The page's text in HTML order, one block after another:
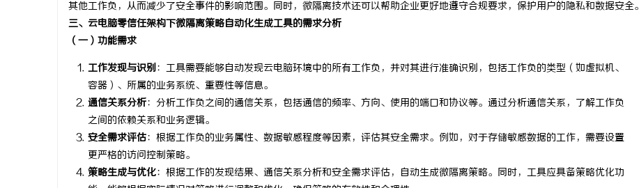
其他工作负，从而减少了安全事件的影响范围。同时，微隔离技术还可以帮助企业更好地遵守合规要求，保护用户的隐私和数据安全。
三、云电脑零信任架构下微隔离策略自动化生成工具的需求分析
（一）功能需求
工作发现与识别：工具需要能够自动发现云电脑环境中的所有工作负，并对其进行准确识别，包括工作负的类型（如虚拟机、
容器）、所属的业务系统、重要性等信息。
通信关系分析：分析工作负之间的通信关系，包括通信的频率、方向、使用的端口和协议等。通过分析通信关系，了解工作负
之间的依赖关系和业务逻辑。
安全需求评估：根据工作负的业务属性、数据敏感程度等因素，评估其安全需求。例如，对于存储敏感数据的工作，需要设置
更严格的访问控制策略。
策略生成与优化：根据工作的发现结果、通信关系分析和安全需求评估，自动生成微隔离策略。同时，工具应具备策略优化功